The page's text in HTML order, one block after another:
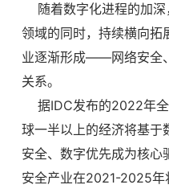
随着数字化进程的加深
领域的同时，持续横向拓
业逐渐形成——网络安全
关系。
据IDC发布的2022年全
球一半以上的经济将基于
安全、数字优先成为核心
安全产业在2021-2025年